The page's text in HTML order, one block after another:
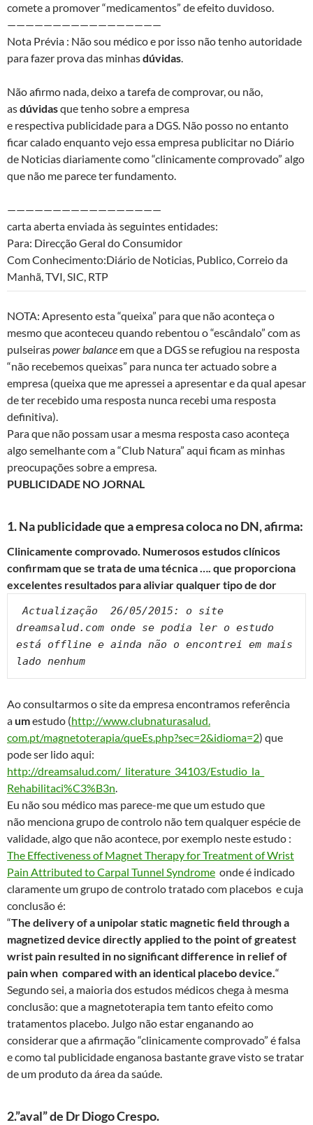
comete a promover “medicamentos” de efeito duvidoso.
—————————————————
Nota Prévia : Não sou médico e por isso não tenho autoridade
para fazer prova das minhasdúvidas.
Não afirmo nada, deixo a tarefa de comprovar, ou não,
asdúvidasque tenho sobre a empresa
e respectiva publicidade para a DGS. Não posso no entanto
ficar calado enquanto vejo essa empresa publicitar no Diário
de Noticias diariamente como “clinicamente comprovado” algo
que não me parece ter fundamento.
—————————————————
carta aberta enviada às seguintes entidades:
Para: Direcção Geral do Consumidor
Com Conhecimento:Diário de Noticias, Publico, Correio da
Manhã, TVI, SIC, RTP
NOTA: Apresento esta “queixa” para que não aconteça o
mesmo que aconteceu quando rebentou o “escândalo” com as
pulseiraspower balanceem que a DGS se refugiou na resposta
“não recebemos queixas” para nunca ter actuado sobre a
empresa (queixa que me apressei a apresentar e da qual apesar
de ter recebido uma resposta nunca recebi uma resposta
definitiva).
Para que não possam usar a mesma resposta caso aconteça
algo semelhante com a “Club Natura” aqui ficam as minhas
preocupações sobre a empresa.
PUBLICIDADE NO JORNAL
1. Na publicidade que a empresa coloca no DN, afirma:
Clinicamente comprovado. Numerosos estudos clínicos
confirmam que se trata de uma técnica …. que proporciona
excelentes resultados para aliviar qualquer tipo de dor
Actualização  26/05/2015: o site
dreamsalud.com onde se podia ler o estudo
está offline e ainda não o encontrei em mais
lado nenhum
Ao consultarmos o site da empresa encontramos referência
aumestudo (http://www.clubnaturasalud.
com.pt/magnetoterapia/queEs.php?sec=2&idioma=2) que
pode ser lido aqui:
http://dreamsalud.com/_ literature_34103/Estudio_la_
Rehabilitaci%C3%B3n.
Eu não sou médico mas parece-me que um estudo que
não menciona grupo de controlo não tem qualquer espécie de
validade, algo que não acontece, por exemplo neste estudo :
The Effectiveness of Magnet Therapy for Treatment of Wrist
Pain Attributed to Carpal Tunnel Syndrome onde é indicado
claramente um grupo de controlo tratado com placebos e cuja
conclusão é:
“The delivery of a unipolar static magnetic field through a
magnetized device directly applied to the point of greatest
wrist pain resulted in no significant difference in relief of
pain when compared with an identical placebo device.“
Segundo sei, a maioria dos estudos médicos chega à mesma
conclusão: que a magnetoterapia tem tanto efeito como
tratamentos placebo. Julgo não estar enganando ao
considerar que a afirmação “clinicamente comprovado” é falsa
e como tal publicidade enganosa bastante grave visto se tratar
de um produto da área da saúde.
2.”aval” de Dr Diogo Crespo.